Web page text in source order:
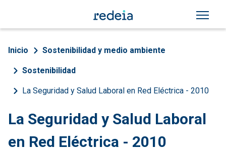
Sobrescribir enlaces de
Inicio Sostenibilidad y medio ambiente
Sostenibilidad
La Seguridad y Salud Laboral en Red Eléctrica - 2010
La Seguridad y Salud Laboral
en Red Eléctrica - 2010